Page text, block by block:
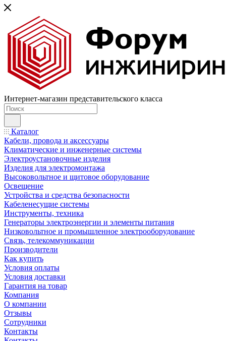
Интернет-магазин представительского класса
Каталог
Кабели, провода и аксессуары
Климатические и инженерные системы
Электроустановочные изделия
Изделия для электромонтажа
Высоковольтное и щитовое оборудование
Освещение
Устройства и средства безопасности
Кабеленесущие системы
Инструменты, техника
Генераторы электроэнергии и элементы питания
Низковольтное и промышленное электрооборудование
Связь, телекоммуникации
Производители
Как купить
Условия оплаты
Условия доставки
Гарантия на товар
Компания
О компании
Отзывы
Сотрудники
Контакты